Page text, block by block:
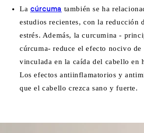
La cúrcuma también se ha
estudios recientes, con la reducción
estrés. Además, la curcumina -
cúrcuma- reduce el efecto nocivo
vinculada en la caída del cabello en
Los efectos antiinflamatorios y
que el cabello crezca sano y fuerte.